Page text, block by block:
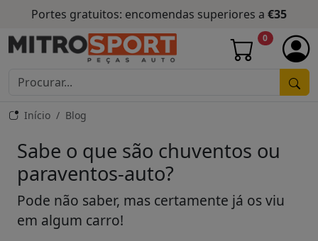
Portes gratuitos: encomendas superiores a €35
0
Início Blog
Sabe o que são chuventos ou
paraventos-auto?
Pode não saber, mas certamente já os viu
em algum carro!